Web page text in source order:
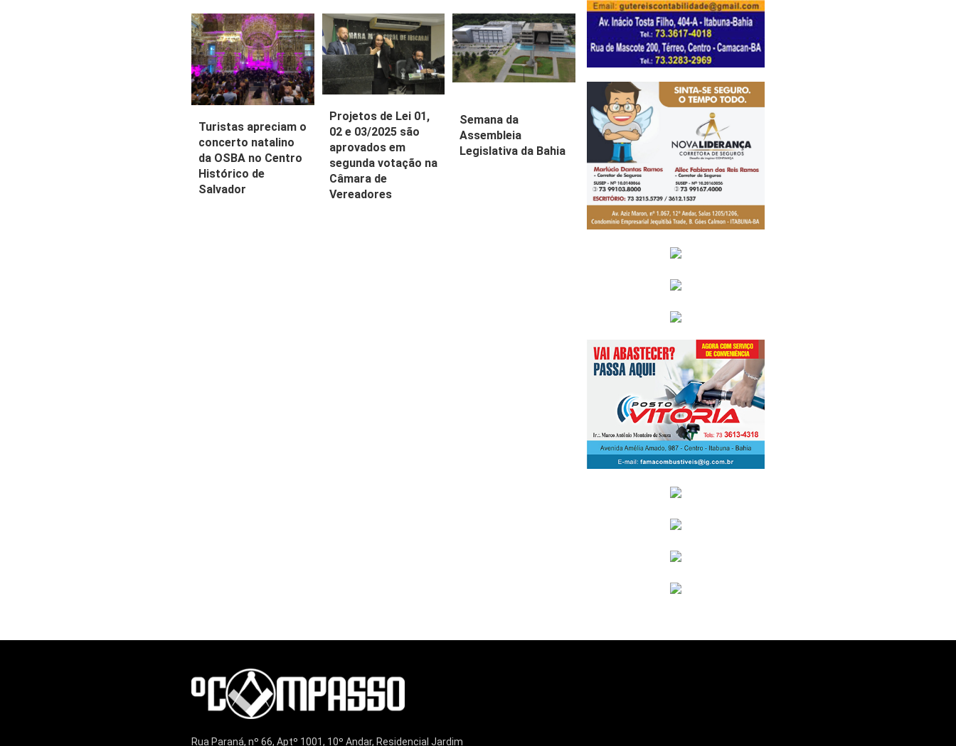
Turistas apreciam o
concerto natalino
da OSBA no Centro
Histórico de
Salvador
Projetos de Lei 01,
02 e 03/2025 são
aprovados em
segunda votação na
Câmara de
Vereadores
Semana da
Assembleia
Legislativa da Bahia
Rua Paraná, nº 66, Aptº 1001, 10º Andar, Residencial Jardim